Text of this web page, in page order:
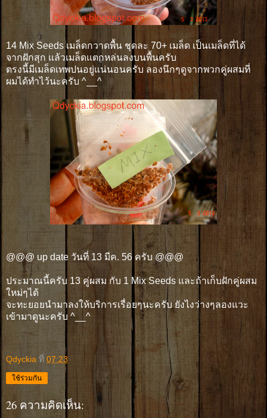
14 Mix Seeds เมล็ดกวาดพื้น ชุดละ 70+ เมล็ด เป็นเมล็ดที่ได้
จากฝักสุก แล้วเมล็ดแตกหล่นลงบนพื้นครับ
ตรงนี้มีเมล็ดเทพปนอยู่แน่นอนครับ ลองนึกๆดูจากพวกคู่ผสมที่
ผมได้ทำไว้นะครับ ^__^
@@@ up date วันที่ 13 มีค. 56 ครับ @@@
ประมาณนี้ครับ 13 คู่ผสม กับ 1 Mix Seeds และถ้าเก็บฝักคู่ผสม
ใหม่ๆได้
จะทะยอยนำมาลงให้บริการเรื่อยๆนะครับ ยังไงว่างๆลองแวะ
เข้ามาดูนะครับ ^__^
Qdyckia ที่ 07:23
ใช้ร่วมกัน
26 ความคิดเห็น: